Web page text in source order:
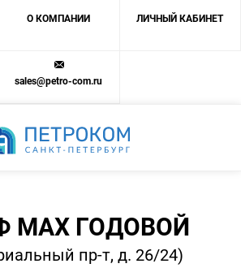
О КОМПАНИИ ЛИЧНЫЙ КАБИНЕТ
sales@petro-com.ru
MAX ГОДОВОЙ
пр-т, д. 26/24)